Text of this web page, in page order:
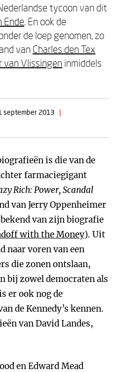
tycoon van dit
Ende. En ook de
de loep genomen, zo
van Charles den Tex
van Vlissingen inmiddels
september 2013
|
is die van de
farmaciegigant
Rich:Power, Scandal
van Jerry Oppenheimer
van zijn biografie
with the Money). Uit
naar voren van een
die zonen ontslaan,
bij zowel democraten als
er ook nog de
de Kennedy’s kennen.
van David Landes,
en Edward Mead